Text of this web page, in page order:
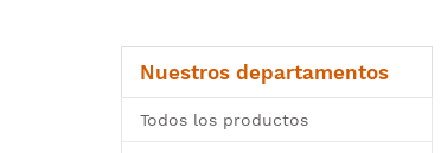
Nuestros departamentos
Todos los productos